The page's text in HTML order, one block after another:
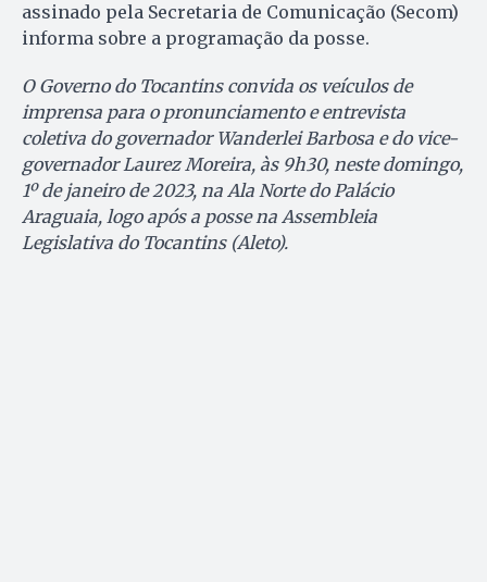
assinado pela Secretaria de Comunicação (Secom)
informa sobre a programação da posse.
O Governo do Tocantins convida os veículos de
imprensa para o pronunciamento e entrevista
coletiva do governador Wanderlei Barbosa e do vice-
governador Laurez Moreira, às 9h30, neste domingo,
1º de janeiro de 2023, na Ala Norte do Palácio
Araguaia, logo após a posse na Assembleia
Legislativa do Tocantins (Aleto).